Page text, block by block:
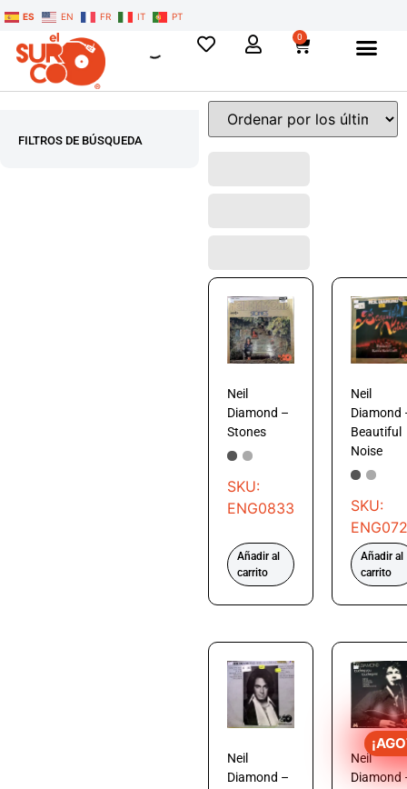
ES EN FR IT PT
0
FILTROS DE BÚSQUEDA
Neil
Diamond –
Stones
SKU:
ENG0833
Añadir al
carrito
Neil
Diamond
Beautiful
Noise
SKU:
Añadir al
carrito
Neil
Diamond –
Neil
Diamond